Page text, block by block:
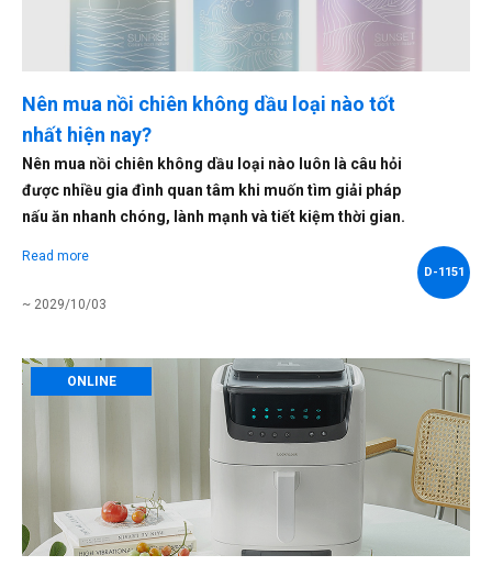
Nên mua nồi chiên không dầu loại nào tốt
nhất hiện nay?
Nên mua nồi chiên không dầu loại nào luôn là câu hỏi
được nhiều gia đình quan tâm khi muốn tìm giải pháp
nấu ăn nhanh chóng, lành mạnh và tiết kiệm thời gian.
Read more
~ 2029/10/03
D-1151
ONLINE